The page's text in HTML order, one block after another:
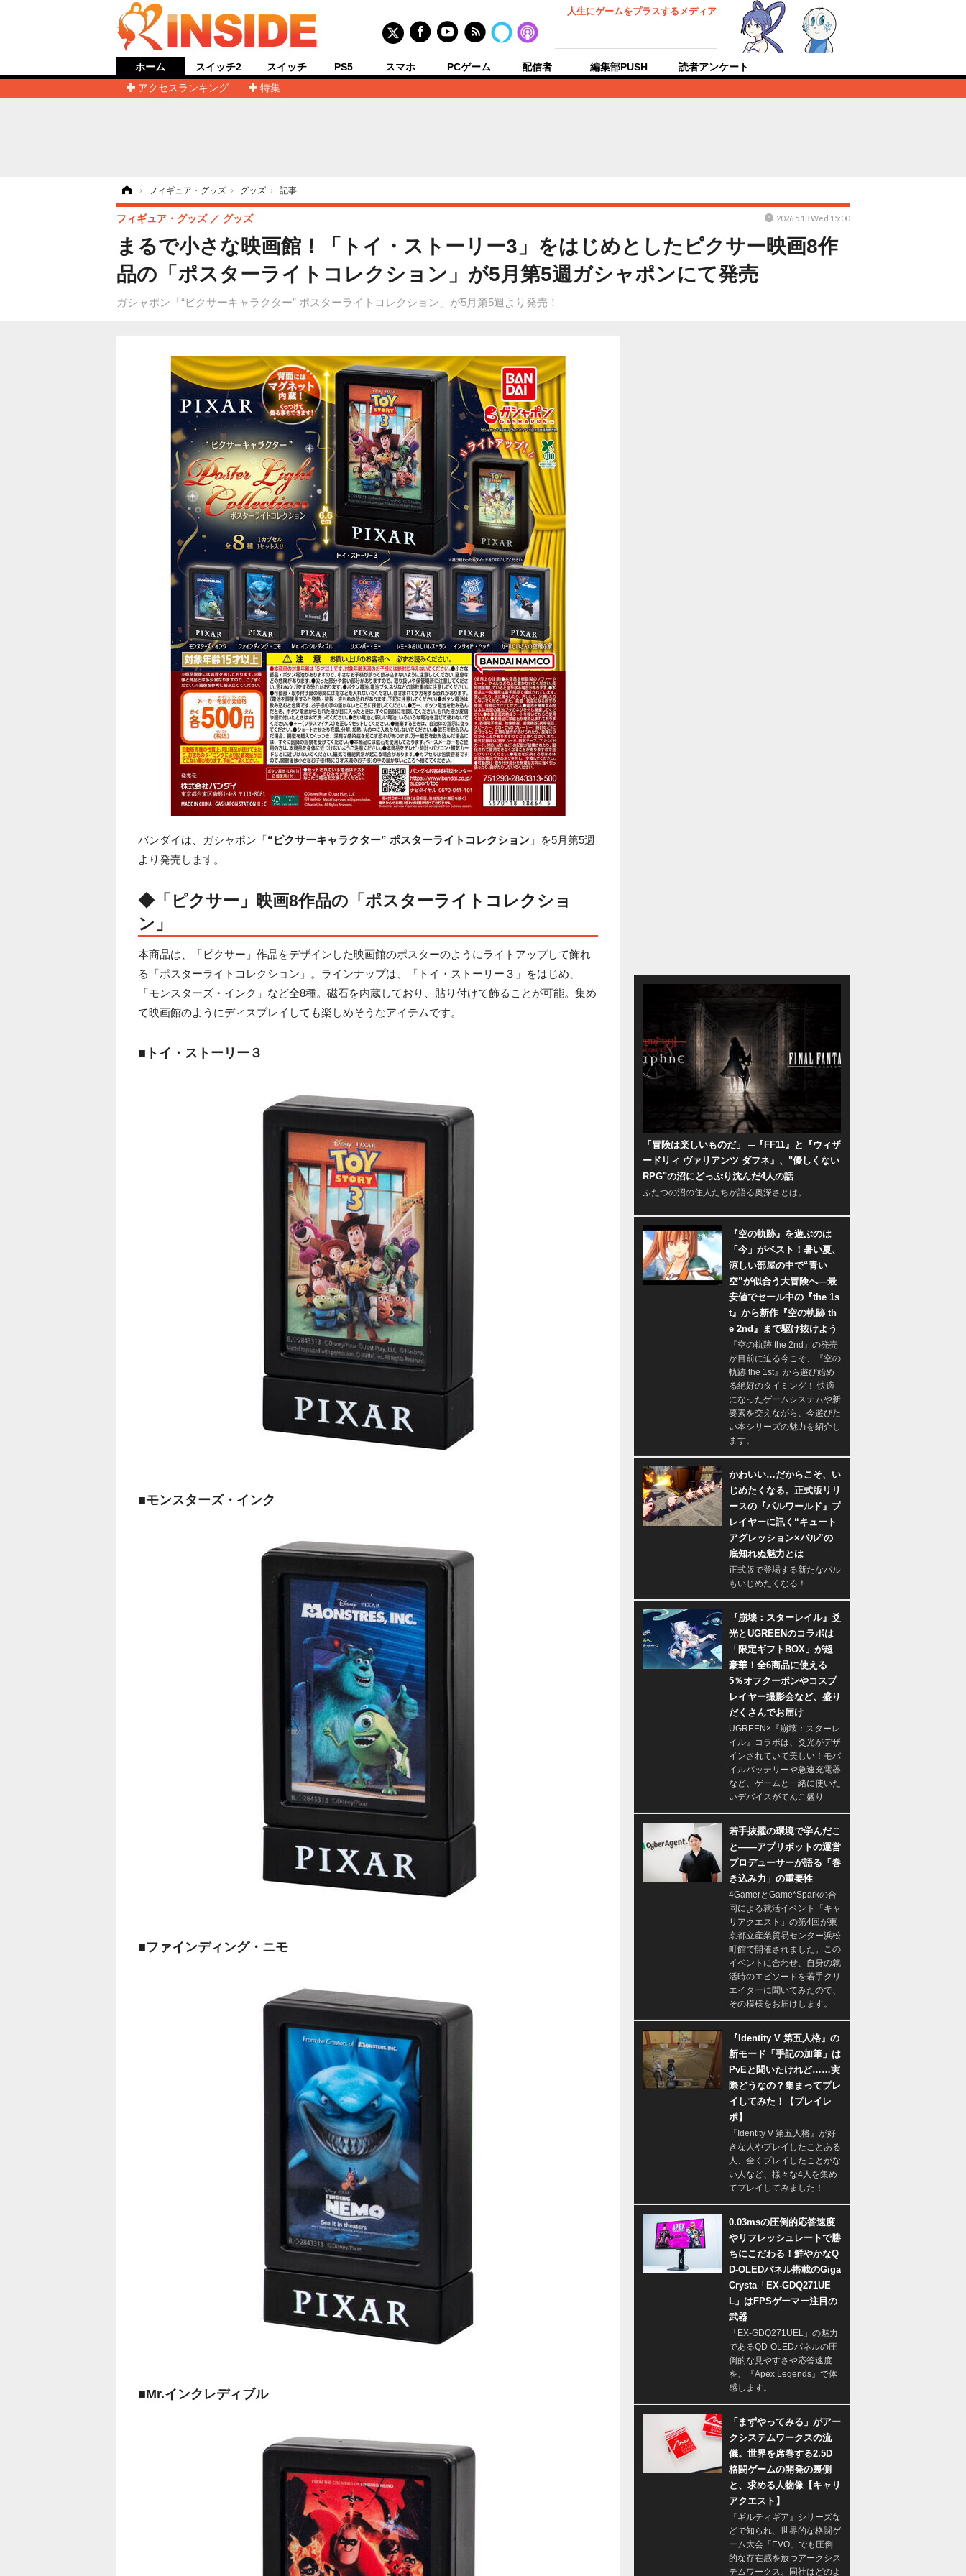
人生にゲームをプラスするメディア
ホーム
アクセスランキング
特集
スイッチ2 スイッチ PS5 スマホ PCゲーム 配信者 編集部PUSH 読者アンケート
› フィギュア・グッズ › グッズ › 記事
まるで小さな映画館！「トイ・ストーリー3」をはじめとしたピクサー映画8作
品の「ポスターライトコレクション」が5月第5週ガシャポンにて発売
ガシャポン「“ピクサーキャラクター” ポスターライトコレクション」が5月第5週より発売！
フィギュア・グッズ グッズ 2026.5.13 Wed 15:00
バンダイは、ガシャポン「“ピクサーキャラクター” ポスターライトコレクション 」を5月第5週
より発売します。
◆「ピクサー」映画8作品の「ポスターライトコレクショ
ン」
本商品は、「ピクサー」作品をデザインした映画館のポスターのようにライトアップして飾れ
る「ポスターライトコレクション」。ラインナップは、「トイ・ストーリー３」をはじめ、
「モンスターズ・インク」など全8種。磁石を内蔵しており、貼り付けて飾ることが可能。集め
て映画館のようにディスプレイしても楽しめそうなアイテムです。
■トイ・ストーリー３
■モンスターズ・インク
■ファインディング・ニモ
■Mr.インクレディブル
「冒険は楽しいものだ」 ─『FF11』と『ウィザ
ードリィ ヴァリアンツ ダフネ』、"優しくない
RPG"の沼にどっぷり沈んだ4人の話
ふたつの沼の住人たちが語る奥深さとは。
『空の軌跡』を遊ぶのは
「今」がベスト！暑い夏、
涼しい部屋の中で“青い
空”が似合う大冒険へ―最
安値でセール中の『the 1s
t』から新作『空の軌跡 th
e 2nd』まで駆け抜けよう
『空の軌跡 the 2nd』の発売
が目前に迫る今こそ、『空の
軌跡 the 1st』から遊び始め
る絶好のタイミング！ 快適
になったゲームシステムや新
要素を交えながら、今遊びた
い本シリーズの魅力を紹介し
ます。
かわいい…だからこそ、い
じめたくなる。正式版リリ
ースの『パルワールド』プ
レイヤーに訊く“キュート
アグレッション×パル”の
底知れぬ魅力とは
正式版で登場する新たなパル
もいじめたくなる！
『崩壊：スターレイル』爻
光とUGREENのコラボは
「限定ギフトBOX」が超
豪華！全6商品に使える
5％オフクーポンやコスプ
レイヤー撮影会など、盛り
だくさんでお届け
UGREEN×『崩壊：スターレ
イル』コラボは、爻光がデザ
インされていて美しい！モバ
イルバッテリーや急速充電器
など、ゲームと一緒に使いた
いデバイスがてんこ盛り
若手抜擢の環境で学んだこ
と――アプリボットの運営
プロデューサーが語る「巻
き込み力」の重要性
4GamerとGame*Sparkの合
同による就活イベント「キャ
リアクエスト」の第4回が東
京都立産業貿易センター浜松
町館で開催されました。この
イベントに合わせ、自身の就
活時のエピソードを若手クリ
エイターに聞いてみたので、
その模様をお届けします。
『Identity V 第五人格』の
新モード「手記の加筆」は
PvEと聞いたけれど……実
際どうなの？集まってプレ
イしてみた！【プレイレ
ポ】
『Identity V 第五人格』が好
きな人やプレイしたことある
人、全くプレイしたことがな
い人など、様々な4人を集め
てプレイしてみました！
0.03msの圧倒的応答速度
やリフレッシュレートで勝
ちにこだわる！鮮やかなQ
D-OLEDパネル搭載のGiga
Crysta「EX-GDQ271UE
L」はFPSゲーマー注目の
武器
「EX-GDQ271UEL」の魅力
であるQD-OLEDパネルの圧
倒的な見やすさや応答速度
を、『Apex Legends』で体
感します。
「まずやってみる」がアー
クシステムワークスの流
儀。世界を席巻する2.5D
格闘ゲームの開発の裏側
と、求める人物像【キャリ
アクエスト】
『ギルティギア』シリーズな
どで知られ、世界的な格闘ゲ
ーム大会「EVO」でも圧倒
的な存在感を放つアークシス
テムワークス。同社はどのよ